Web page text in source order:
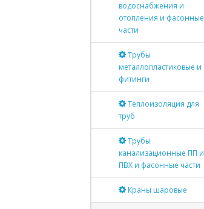
водоснабжения и
отопления и фасонные
части
Трубы
металлопластиковые и
фитинги
Теплоизоляция для
труб
Трубы
канализационные ПП и
ПВХ и фасонные части
Краны шаровые